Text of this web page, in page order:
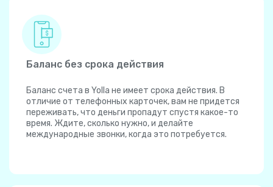
Баланс без срока действия
Баланс счета в Yolla не имеет срока действия. В
отличие от телефонных карточек, вам не придется
переживать, что деньги пропадут спустя какое-то
время. Ждите, сколько нужно, и делайте
международные звонки, когда это потребуется.